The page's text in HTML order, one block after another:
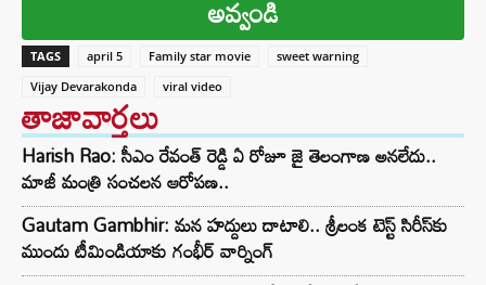
అవ్వండి
TAGS april 5 Family star movie
sweet warning
Vijay Devarakonda
viral video
తాజావార్తలు
Harish Rao: సీఎం రేవంత్ రెడ్డి ఏ రోజూ జై తెలంగాణ అనలేదు..
మాజీ మంత్రి సంచలన ఆరోపణ..
Gautam Gambhir: మన హద్దులు దాటాలి.. శ్రీలంక టెస్ట్ సిరీస్‌కు
ముందు టీమిండియాకు గంభీర్ వార్నింగ్